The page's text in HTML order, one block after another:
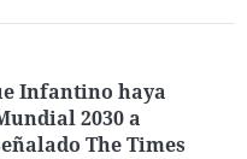
Infantino haya
2030 a
The Times